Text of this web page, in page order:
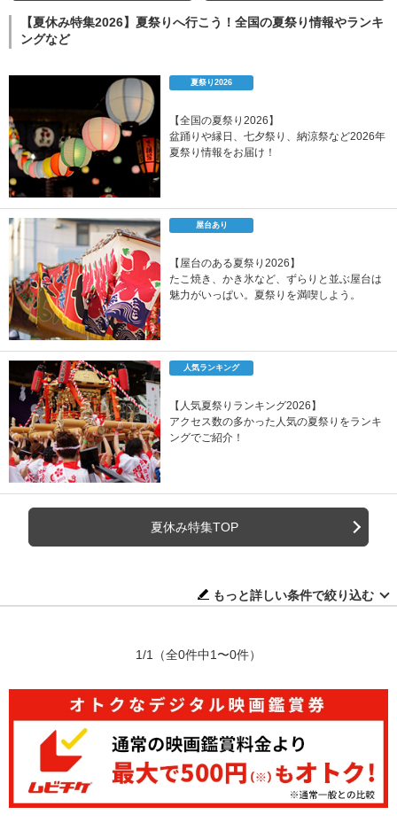
【夏休み特集2026】夏祭りへ行こう！全国の夏祭り情報やランキ
ングなど
夏祭り2026
【全国の夏祭り2026】
盆踊りや縁日、七夕祭り、納涼祭など2026年
夏祭り情報をお届け！
屋台あり
【屋台のある夏祭り2026】
たこ焼き、かき氷など、ずらりと並ぶ屋台は
魅力がいっぱい。夏祭りを満喫しよう。
人気ランキング
【人気夏祭りランキング2026】
アクセス数の多かった人気の夏祭りをランキ
ングでご紹介！
夏休み特集TOP
もっと詳しい条件で絞り込む
1/1 （全0件中1〜0件）